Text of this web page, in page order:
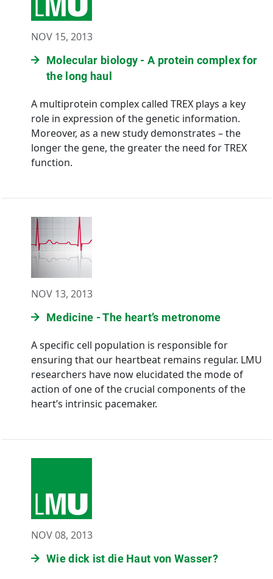
NOV 15, 2013
Molecular biology - A protein complex for
the long haul
A multiprotein complex called TREX plays a key
role in expression of the genetic information.
Moreover, as a new study demonstrates – the
longer the gene, the greater the need for TREX
function.
NOV 13, 2013
Medicine - The heart’s metronome
A specific cell population is responsible for
ensuring that our heartbeat remains regular. LMU
researchers have now elucidated the mode of
action of one of the crucial components of the
heart’s intrinsic pacemaker.
NOV 08, 2013
Wie dick ist die Haut von Wasser?